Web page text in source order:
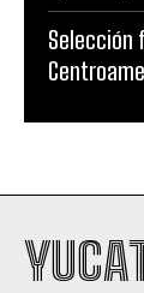
Selección